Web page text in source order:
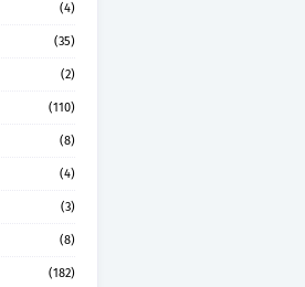
(4)
(35)
(2)
(110)
(8)
(4)
(3)
(8)
(182)